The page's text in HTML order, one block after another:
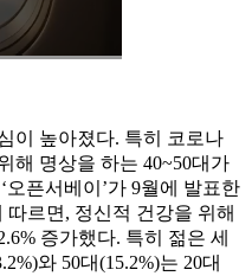
이 높아졌다. 특히 코로나
해 명상을 하는 40~50대가
픈서베이’가 9월에 발표한
따르면, 정신적 건강을 위해
증가했다. 특히 젊은 세
와 50대(15.2%)는 20대